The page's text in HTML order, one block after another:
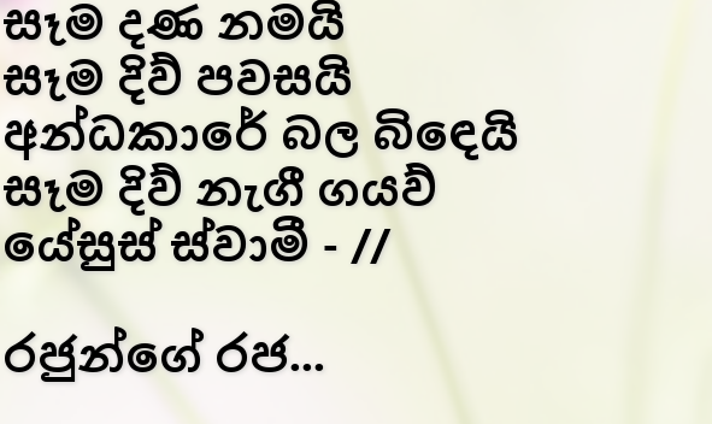
සෑම දණ නමයි
සෑම දිව් පවසයි
අන්ධකාරේ බල බිඳෙයි
සෑම දිව් නැගී ගයව්
යේසුස් ස්වාමී - //
රජුන්ගේ රජ...